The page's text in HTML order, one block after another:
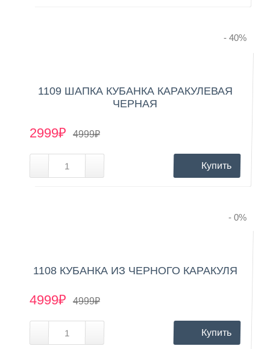
- 40%
1109 ШАПКА КУБАНКА КАРАКУЛЕВАЯ
ЧЕРНАЯ
2999₽ 4999₽
Купить
- 0%
1108 КУБАНКА ИЗ ЧЕРНОГО КАРАКУЛЯ
4999₽ 4999₽
Купить